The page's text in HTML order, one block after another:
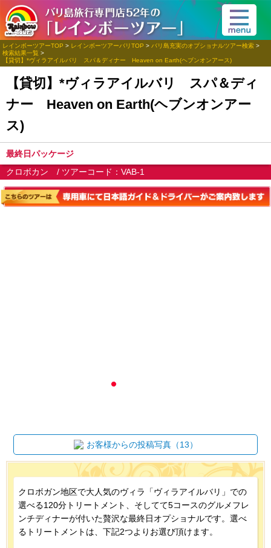
レインボーツアーTOP > レインボーツアーバリTOP > バリ島充実のオプショナルツアー検索 >
検索結果一覧 >
【貸切】*ヴィラアイルバリ スパ＆ディナー Heaven on Earth(ヘブンオンアース)
【貸切】*ヴィラアイルバリ スパ＆ディ
ナー Heaven on Earth(ヘブンオンアー
ス)
最終日パッケージ
クロボカン / ツアーコード：VAB-1
お客様からの投稿写真（13）
クロボガン地区で大人気のヴィラ「ヴィラアイルバリ」での
選べる120分トリートメント、そしてて5コースのグルメフレ
ンチディナーが付いた贅沢な最終日オプショナルです。選べ
るトリートメントは、下記2つよりお選び頂けます。